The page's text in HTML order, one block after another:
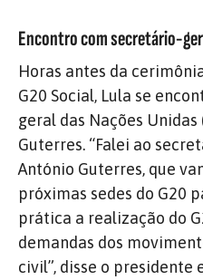
Encontro com secretário-
Horas antes da
G20 Social, Lula se
geral das Nações Unidas
Guterres. “Falei ao
António Guterres, que
próximas sedes do G20
prática a realização do
demandas dos
civil”, disse o presidente